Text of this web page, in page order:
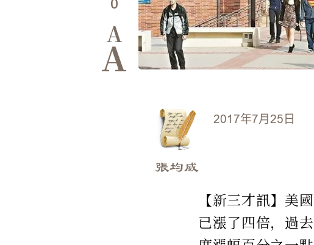
0
A
A
2017年7月25日
張均威
【新三才訊】美
已漲了四倍，過